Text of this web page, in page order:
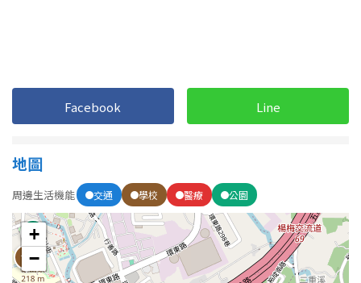
21樓以上
~ 樓
Facebook Line
地圖
周邊生活機能 交通 學校 醫療 公園
+
−